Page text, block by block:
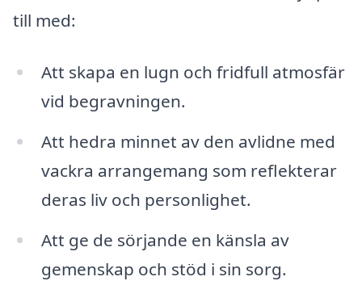
till med:
Att skapa en lugn och fridfull atmosfär
vid begravningen.
Att hedra minnet av den avlidne med
vackra arrangemang som reflekterar
deras liv och personlighet.
Att ge de sörjande en känsla av
gemenskap och stöd i sin sorg.